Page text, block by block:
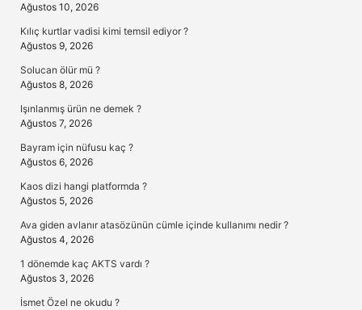
Ağustos 10, 2026
Kılıç kurtlar vadisi kimi temsil ediyor ?
Ağustos 9, 2026
Solucan ölür mü ?
Ağustos 8, 2026
Işınlanmış ürün ne demek ?
Ağustos 7, 2026
Bayram için nüfusu kaç ?
Ağustos 6, 2026
Kaos dizi hangi platformda ?
Ağustos 5, 2026
Ava giden avlanır atasözünün cümle içinde kullanımı nedir ?
Ağustos 4, 2026
1 dönemde kaç AKTS vardı ?
Ağustos 3, 2026
İsmet Özel ne okudu ?